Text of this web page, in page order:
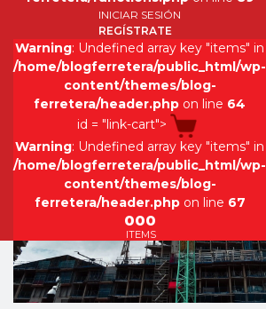
INICIAR SESIÓN
REGÍSTRATE
Warning: Undefined array key "items" in
/home/blogferretera/public_html/wp-
content/themes/blog-
ferretera/header.php on line 64
id = "link-cart">
Warning: Undefined array key "items" in
/home/blogferretera/public_html/wp-
content/themes/blog-
ferretera/header.phpon line 67
000
ITEMS
Publicado el Martes 25 de Enero 2022